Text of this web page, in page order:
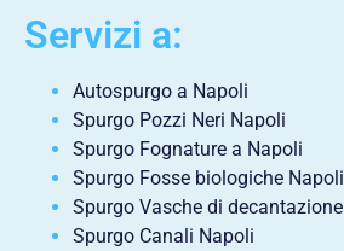
Servizi a:
Autospurgo a Napoli
Spurgo Pozzi Neri Napoli
Spurgo Fognature a Napoli
Spurgo Fosse biologiche Napoli
Spurgo Vasche di
Spurgo Canali Napoli